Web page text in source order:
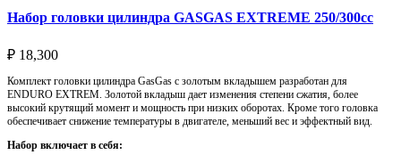
Набор головки цилиндра GASGAS EXTREME 250/300cc
₽ 18,300
Комплект головки цилиндра GasGas с золотым вкладышем разработан для
ENDURO EXTREM. Золотой вкладыш дает изменения степени сжатия, более
высокий крутящий момент и мощность при низких оборотах. Кроме того головка
обеспечивает снижение температуры в двигателе, меньший вес и эффектный вид.
Набор включает в себя: